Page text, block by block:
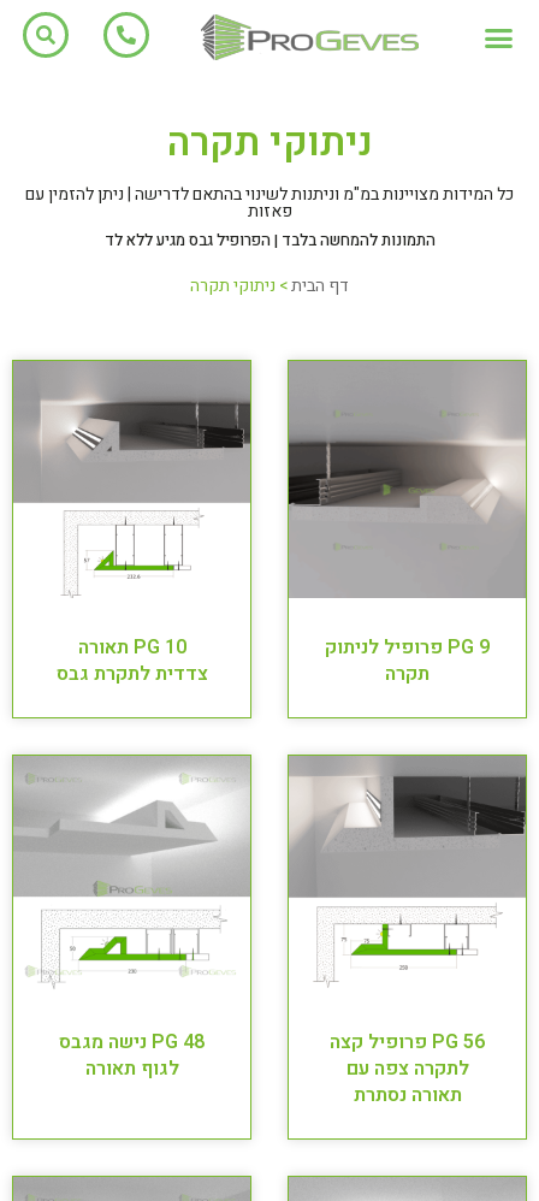
ניתוקי תקרה
כל המידות מצויינות במ"מ וניתנות לשינוי בהתאם לדרישה | ניתן להזמין עם
פאזות
התמונות להמחשה בלבד | הפרופיל גבס מגיע ללא לד
דף הבית> ניתוקי תקרה
PG 9 פרופיל לניתוק
תקרה
PG 10 תאורה
צדדית לתקרת גבס
PG 56 פרופיל קצה
לתקרה צפה עם
תאורה נסתרת
PG 48 נישה מגבס
לגוף תאורה